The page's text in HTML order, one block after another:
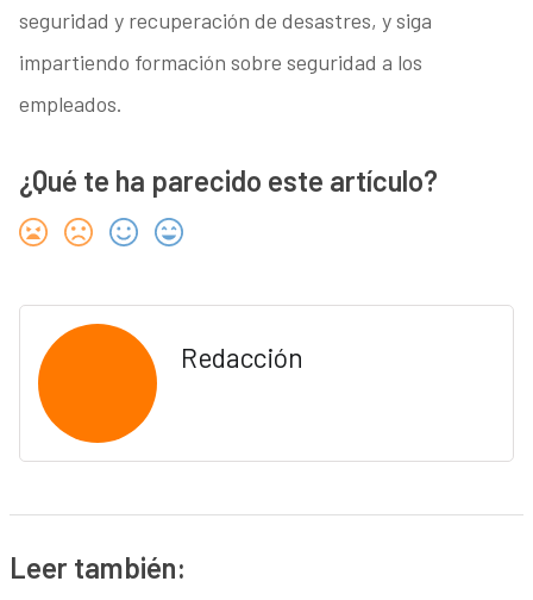
seguridad y recuperación de desastres, y siga
impartiendo formación sobre seguridad a los
empleados.
¿Qué te ha parecido este artículo?
Redacción
Leer también: